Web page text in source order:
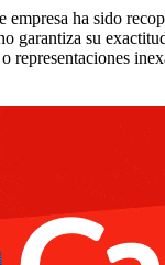
ha sido
garantiza su
representaciones